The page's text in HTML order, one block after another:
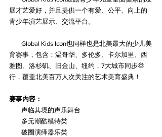
展才艺爱好，并且提供一个有爱、公平、向上的
青少年演艺展示、交流平台。
育赛事，包含：温哥华、多伦多、卡尔加里、西
雅图、洛杉矶、旧金山、纽约，7大城市同步举
行，覆盖北美百万人次关注的艺术美育盛典！
赛事内容：
        声临其境的声乐舞台
        多元潮酷模特类
        破圈演绎器乐类